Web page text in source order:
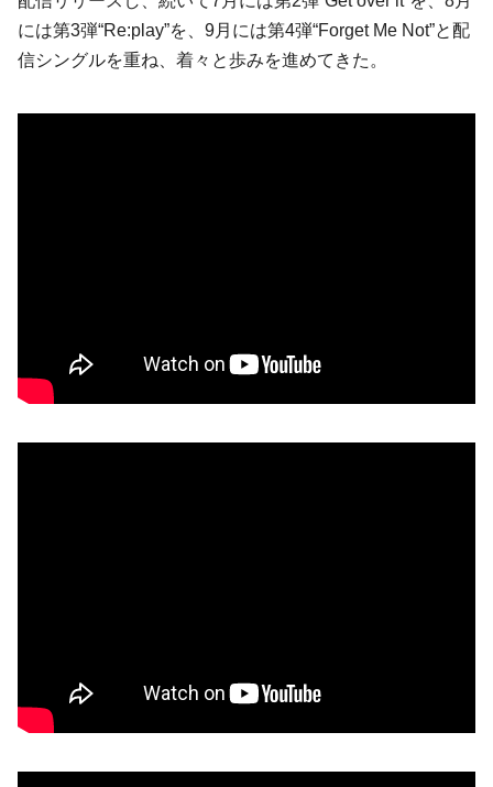
には第3弾“Re:play”を、9月には第4弾“Forget Me Not”と配
信シングルを重ね、着々と歩みを進めてきた。